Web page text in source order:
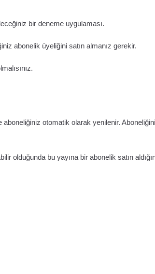
bir deneme uygulaması.
abonelik üyeliğini satın almanız gerekir.
otomatik olarak yenilenir.
olduğunda bu yayına bir abonelik satın